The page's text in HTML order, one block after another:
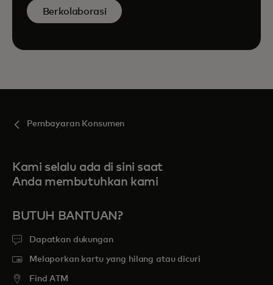
Berkolaborasi
Pembayaran Konsumen
Kami selalu ada di sini saat
Anda membutuhkan kami
BUTUH BANTUAN?
Dapatkan dukungan
Melaporkan kartu yang hilang atau dicuri
Find ATM